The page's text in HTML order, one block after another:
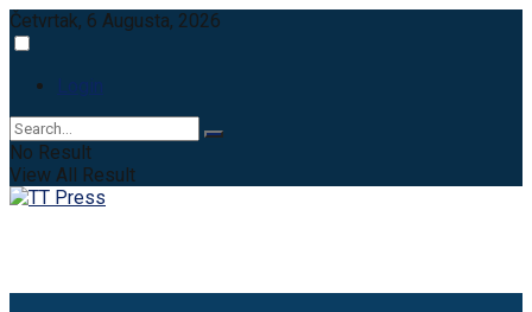
Četvrtak, 6 Augusta, 2026
Login
No Result
View All Result